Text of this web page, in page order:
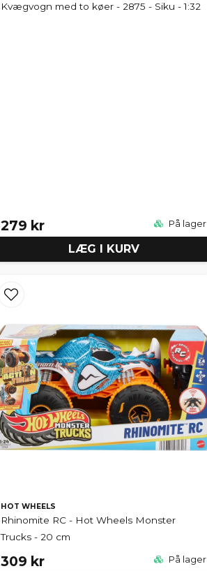
Kvægvogn med to køer - 2875 - Siku - 1:32
279 kr På lager
LÆG I KURV
HOT WHEELS
Rhinomite RC - Hot Wheels Monster
Trucks - 20 cm
309 kr På lager